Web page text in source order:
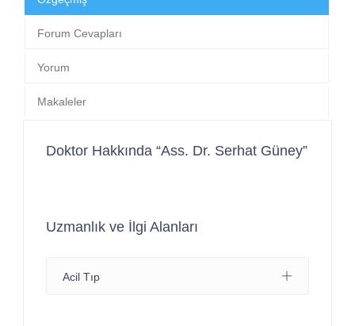
Forum Cevapları
Yorum
Makaleler
Doktor Hakkında “Ass. Dr. Serhat Güney”
Uzmanlık ve İlgi Alanları
Acil Tıp